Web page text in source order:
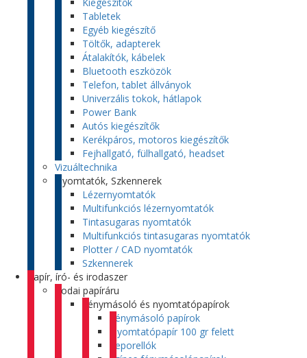
Tabletek
Egyéb kiegészítő
Töltők, adapterek
Átalakítók, kábelek
Bluetooth eszközök
Telefon, tablet állványok
Univerzális tokok, hátlapok
Power Bank
Autós kiegészítők
Kerékpáros, motoros kiegészítők
Fejhallgató, fülhallgató, headset
Vizuáltechnika
Nyomtatók, Szkennerek
Lézernyomtatók
Multifunkciós lézernyomtatók
Tintasugaras nyomtatók
Multifunkciós tintasugaras nyomtatók
Plotter / CAD nyomtatók
Szkennerek
Papír, író- és irodaszer
Irodai papíráru
Fénymásoló és nyomtatópapírok
Fénymásoló papírok
Nyomtatópapír 100 gr felett
Leporellók